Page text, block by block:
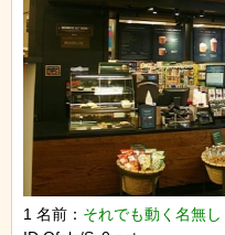
1 名前： それでも動く名無し